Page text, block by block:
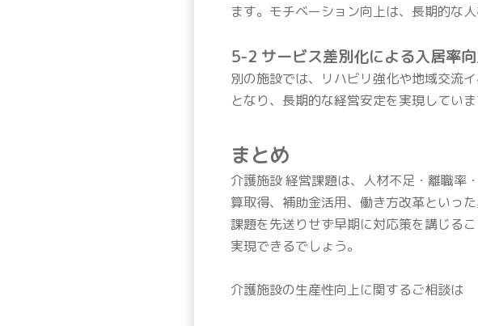
ます。モチベーション向上は、長期的な
5-2 サービス差別化による入居率
別の施設では、リハビリ強化や地域交流
となり、長期的な経営安定を実現していま
まとめ
介護施設 経営課題は、人材不足・離職率
算取得、補助金活用、働き方改革といっ
課題を先送りせず早期に対応策を講じる
実現できるでしょう。
介護施設の生産性向上に関するご相談